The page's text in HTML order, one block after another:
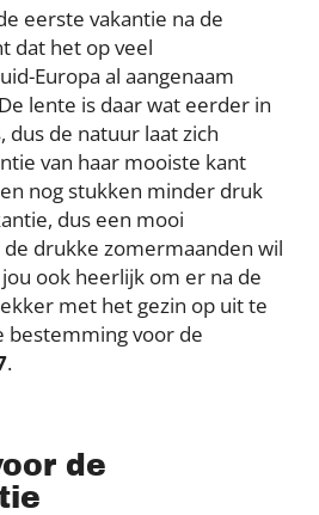
eerste vakantie na de
dat het op veel
Europa al aangenaam
lente is daar wat eerder in
dus de natuur laat zich
van haar mooiste kant
nog stukken minder druk
dus een mooi
drukke zomermaanden wil
ook heerlijk om er na de
met het gezin op uit te
bestemming voor de
.
de